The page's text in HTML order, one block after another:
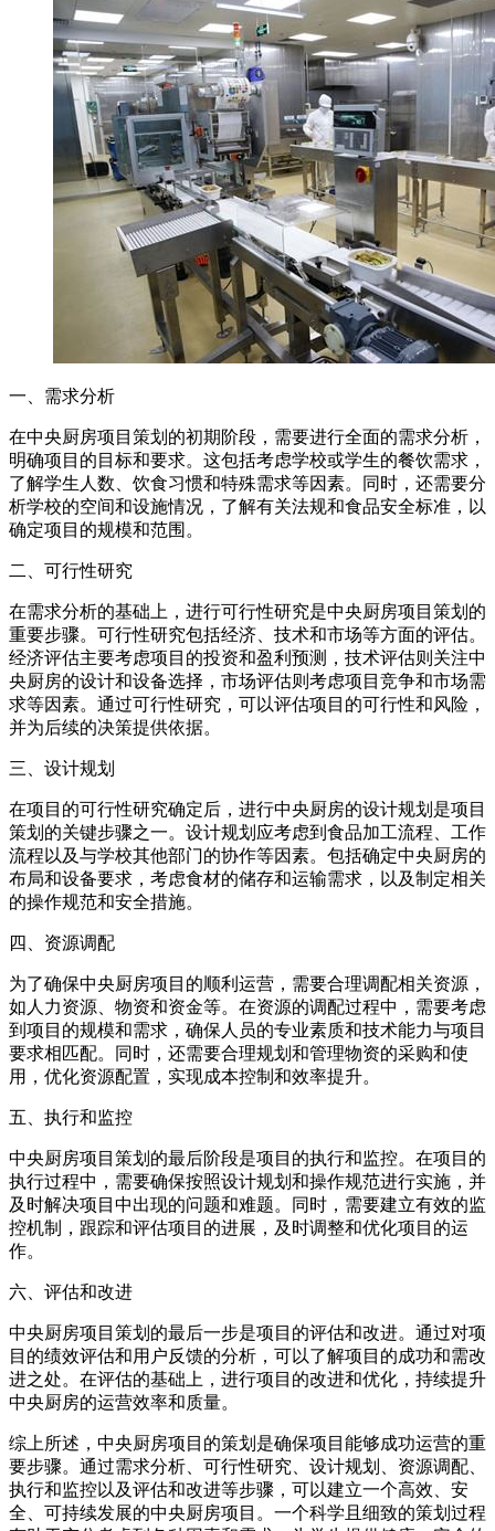
一、需求分析
在中央厨房项目策划的初期阶段，需要进行全面的需求分析，
明确项目的目标和要求。这包括考虑学校或学生的餐饮需求，
了解学生人数、饮食习惯和特殊需求等因素。同时，还需要分
析学校的空间和设施情况，了解有关法规和食品安全标准，以
确定项目的规模和范围。
二、可行性研究
在需求分析的基础上，进行可行性研究是中央厨房项目策划的
重要步骤。可行性研究包括经济、技术和市场等方面的评估。
经济评估主要考虑项目的投资和盈利预测，技术评估则关注中
央厨房的设计和设备选择，市场评估则考虑项目竞争和市场需
求等因素。通过可行性研究，可以评估项目的可行性和风险，
并为后续的决策提供依据。
三、设计规划
在项目的可行性研究确定后，进行中央厨房的设计规划是项目
策划的关键步骤之一。设计规划应考虑到食品加工流程、工作
流程以及与学校其他部门的协作等因素。包括确定中央厨房的
布局和设备要求，考虑食材的储存和运输需求，以及制定相关
的操作规范和安全措施。
四、资源调配
为了确保中央厨房项目的顺利运营，需要合理调配相关资源，
如人力资源、物资和资金等。在资源的调配过程中，需要考虑
到项目的规模和需求，确保人员的专业素质和技术能力与项目
要求相匹配。同时，还需要合理规划和管理物资的采购和使
用，优化资源配置，实现成本控制和效率提升。
五、执行和监控
中央厨房项目策划的最后阶段是项目的执行和监控。在项目的
执行过程中，需要确保按照设计规划和操作规范进行实施，并
及时解决项目中出现的问题和难题。同时，需要建立有效的监
控机制，跟踪和评估项目的进展，及时调整和优化项目的运
作。
六、评估和改进
中央厨房项目策划的最后一步是项目的评估和改进。通过对项
目的绩效评估和用户反馈的分析，可以了解项目的成功和需改
进之处。在评估的基础上，进行项目的改进和优化，持续提升
中央厨房的运营效率和质量。
综上所述，中央厨房项目的策划是确保项目能够成功运营的重
要步骤。通过需求分析、可行性研究、设计规划、资源调配、
执行和监控以及评估和改进等步骤，可以建立一个高效、安
全、可持续发展的中央厨房项目。一个科学且细致的策划过程